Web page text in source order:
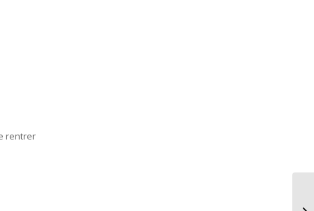
rentrer